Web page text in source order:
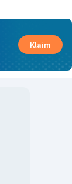
Klaim